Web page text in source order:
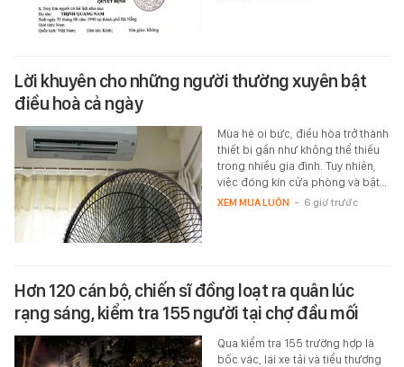
Lời khuyên cho những người thường xuyên bật
điều hoà cả ngày
Mùa hè oi bức, điều hòa trở thành
thiết bị gần như không thể thiếu
trong nhiều gia đình. Tuy nhiên,
việc đóng kín cửa phòng và bật…
XEM MUA LUÔN - 6 giờ trước
Hơn 120 cán bộ, chiến sĩ đồng loạt ra quân lúc
rạng sáng, kiểm tra 155 người tại chợ đầu mối
Qua kiểm tra 155 trường hợp là
bốc vác, lái xe tải và tiểu thương